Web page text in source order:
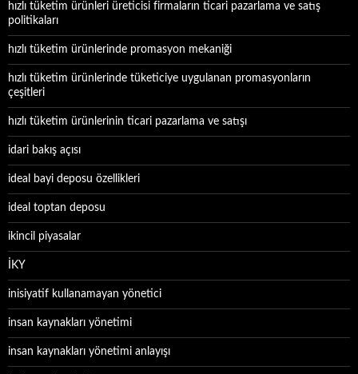
hızlı tüketim ürünleri üreticisi firmaların ticari pazarlama ve satış
politikaları
hızlı tüketim ürünlerinde promasyon mekaniği
hızlı tüketim ürünlerinde tüketiciye uygulanan promasyonların
çeşitleri
hızlı tüketim ürünlerinin ticari pazarlama ve satışı
idari bakış açısı
ideal bayi deposu özellikleri
ideal toptan deposu
ikincil piyasalar
İKY
inisiyatif kullanamayan yönetici
insan kaynakları yönetimi
insan kaynakları yönetimi anlayışı